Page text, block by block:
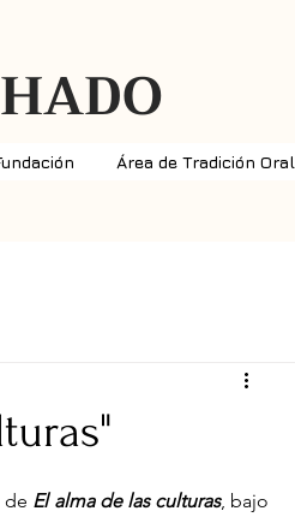
Área de Tradición Oral
de El alma de las culturas, bajo